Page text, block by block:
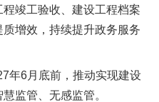
竣工验收、建设工程档案
增效，持续提升政务服务
年6月底前，推动实现建设
监管、无感监管。